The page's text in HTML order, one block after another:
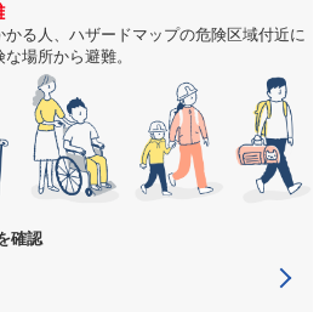
かる人、ハザードマップの危険区域付近に
場所から避難。
確認